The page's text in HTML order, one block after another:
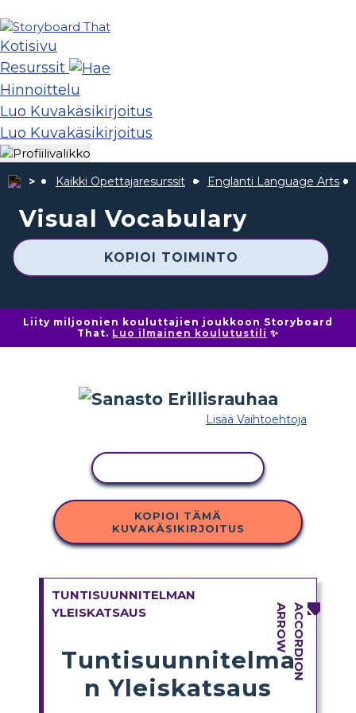
Kotisivu
Resurssit
Hinnoittelu
Luo Kuvakäsikirjoitus
Luo Kuvakäsikirjoitus
Kaikki Opettajaresurssit Englanti Language Arts
Visual Vocabulary
KOPIOI TOIMINTO
Liity miljoonien kouluttajien joukkoon Storyboard
That. Luo ilmainen koulutustili ✨
Lisää Vaihtoehtoja
KOPIOI TÄMÄ
KUVAKÄSIKIRJOITUS
TUNTISUUNNITELMAN
YLEISKATSAUS
Tuntisuunnitelma
n Yleiskatsaus